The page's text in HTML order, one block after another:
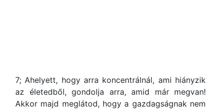
7; Ahelyett, hogy arra koncentrálnál, ami hiányzik
az életedből, gondolja arra, amid már megvan!
Akkor majd meglátod, hogy a gazdagságnak nem